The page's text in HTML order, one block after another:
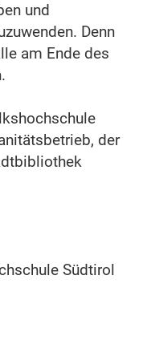
und
Denn
am Ende des
der
Südtirol